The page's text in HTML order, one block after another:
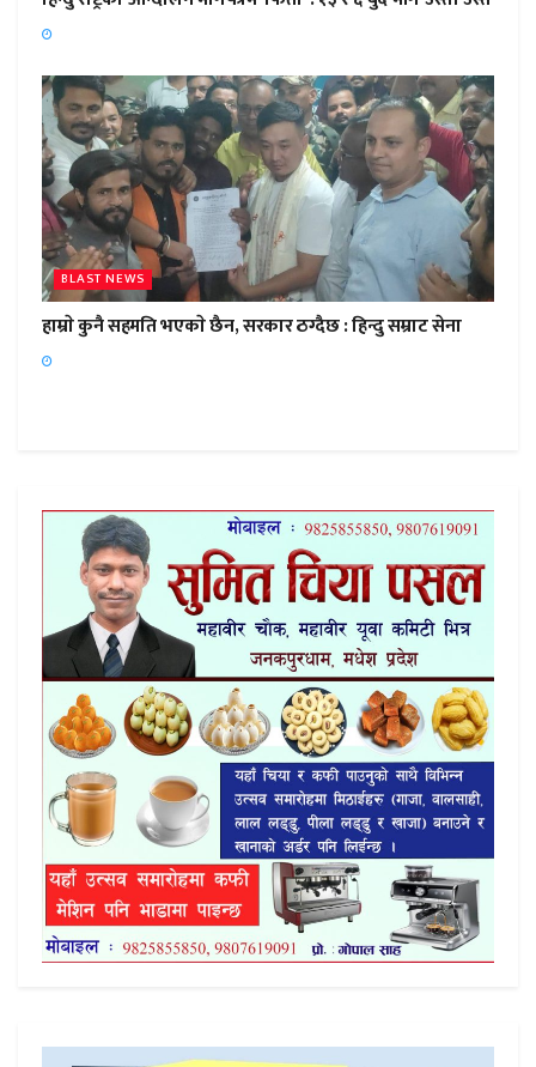
BLAST NEWS
हाम्राे कुनै सहमति भएकाे छैन, सरकार ठग्दैछ : हिन्दु सम्राट सेना